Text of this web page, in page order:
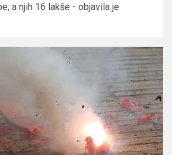
a njih 16 lakše - objavila je